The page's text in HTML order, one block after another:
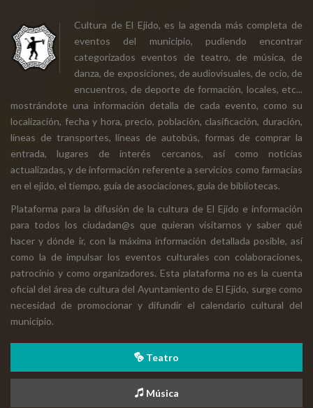
Cultura de El Ejido, es la agenda más completa de
eventos del municipio, pudiendo encontrar
categorizados eventos de teatro, de música, de
danza, de exposiciones, de audiovisuales, de ocio, de
encuentros, de deporte de formación, locales, etc...
mostrándote una información detalla de cada evento, como su
localización, fecha y hora, precio, población, clasificación, duración,
líneas de transportes, líneas de autobús, formas de comprar la
entrada, lugares de interés cercanos, así como noticias
actualizadas, y de información referente a servicios como farmacias
en el ejido, el tiempo, guía de asociaciones, guía de bibliotecas.
Plataforma para la difusión de la cultura de El Ejido e información
para todos los ciudadan@s que quieran visitarnos y saber qué
hacer y dónde ir, con la máxima información detallada posible, así
como la de impulsar los eventos culturales con colaboraciones,
patrocinio y como organizadores. Esta plataforma no es la cuenta
oficial del área de cultura del Ayuntamiento de El Ejido, surge como
necesidad de promocionar y difundir el calendario cultural del
municipio.
Teatro
Música